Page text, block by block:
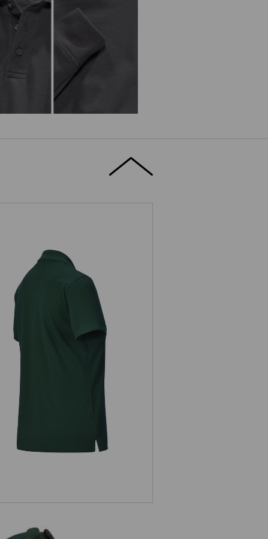
Koszulka polo z piki e.s.industry,